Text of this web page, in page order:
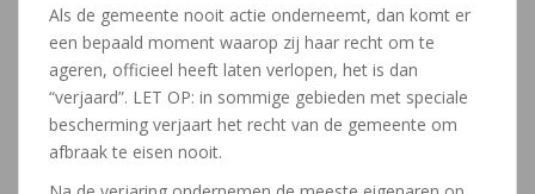
Als de gemeente nooit actie onderneemt, dan komt er
een bepaald moment waarop zij haar recht om te
ageren, officieel heeft laten verlopen, het is dan
“verjaard”. LET OP: in sommige gebieden met speciale
bescherming verjaart het recht van de gemeente om
afbraak te eisen nooit.